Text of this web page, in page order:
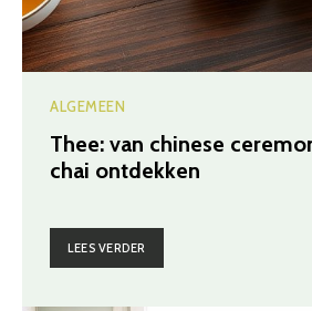
ALGEMEEN
Thee: van chinese
chai ontdekken
LEES VERDER